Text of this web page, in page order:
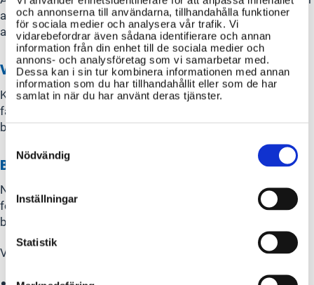
och annonserna till användarna, tillhandahålla funktioner
för sociala medier och analysera vår trafik. Vi
vidarebefordrar även sådana identifierare och annan
information från din enhet till de sociala medier och
annons- och analysföretag som vi samarbetar med.
Dessa kan i sin tur kombinera informationen med annan
information som du har tillhandahållit eller som de har
samlat in när du har använt deras tjänster.
Selection
Nödvändig
Inställningar
Statistik
att ditt projekt följer detaljplanen, bygglagstiftningen och
att byggnaden passar in i miljön.
Vänta på beslut.
Kommunen fattar beslut om bygglovet. Om det godkänns
får du ett startbesked när allt är klart. Då kan du börja
bygga.
Bygg och avsluta.
När bygget är färdigt görs en kontroll för att se att allt
följer planen. Därefter får du ett slutbesked, vilket avslutar
bygglovsprocessen.
Viktigt att tänka på